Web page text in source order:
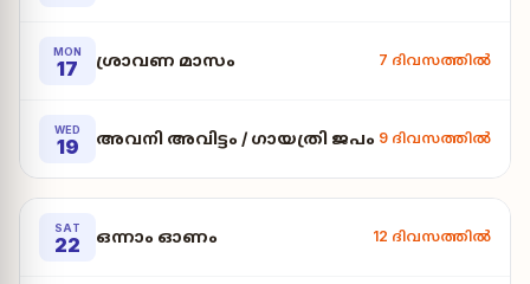
MON
17 ശ്രാവണ മാസം 7 ദിവസത്തിൽ
WED
19 അവനി അവിട്ടം / ഗായത്രി ജപം 9 ദിവസത്തിൽ
SAT
22 ഒന്നാം ഓണം 12 ദിവസത്തിൽ